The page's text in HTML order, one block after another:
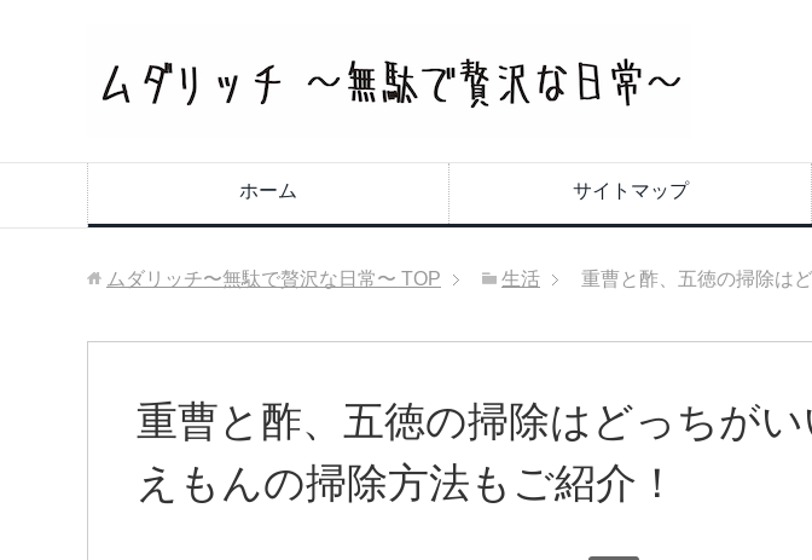
ホーム サイトマップ
ムダリッチ〜無駄で贅沢な日常〜 TOP 生活 重曹と酢、五徳の掃除は
重曹と酢、五徳の掃除はどっちが
えもんの掃除方法もご紹介！